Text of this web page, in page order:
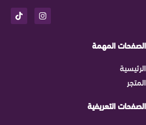
الصفحات المهمة
الرئيسية
المتجر
الصفحات التعريفية